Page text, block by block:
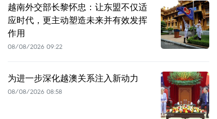
越南外交部长黎怀忠：让东盟不仅适
应时代，更主动塑造未来并有效发挥
作用
08/08/2026 09:22
为进一步深化越澳关系注入新动力
08/08/2026 08:58